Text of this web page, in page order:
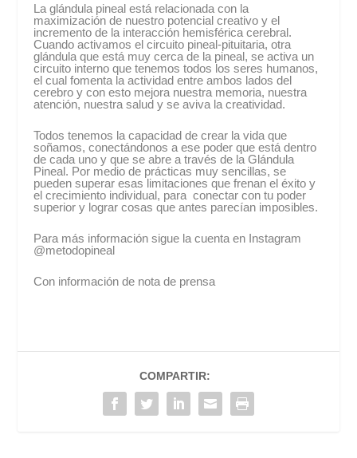
La glándula pineal está relacionada con la
maximización de nuestro potencial creativo y el
incremento de la interacción hemisférica cerebral.
Cuando activamos el circuito pineal-pituitaria, otra
glándula que está muy cerca de la pineal, se activa un
circuito interno que tenemos todos los seres humanos,
el cual fomenta la actividad entre ambos lados del
cerebro y con esto mejora nuestra memoria, nuestra
atención, nuestra salud y se aviva la creatividad.
Todos tenemos la capacidad de crear la vida que
soñamos, conectándonos a ese poder que está dentro
de cada uno y que se abre a través de la Glándula
Pineal. Por medio de prácticas muy sencillas, se
pueden superar esas limitaciones que frenan el éxito y
el crecimiento individual, para conectar con tu poder
superior y lograr cosas que antes parecían imposibles.
Para más información sigue la cuenta en Instagram
@metodopineal
Con información de nota de prensa
COMPARTIR: